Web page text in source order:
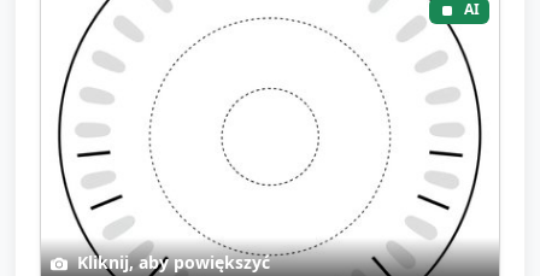
AI
Kliknij, aby powiększyć